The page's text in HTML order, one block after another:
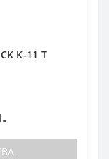
К-11 T